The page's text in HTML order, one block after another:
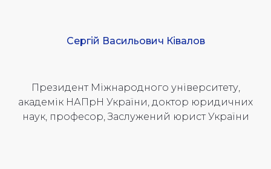
Сергій Васильович Ківалов
Президент Міжнародного університету,
академік НАПрН України, доктор юридичних
наук, професор, Заслужений юрист України